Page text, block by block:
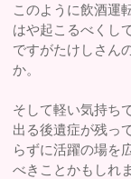
このように飲酒運
はや起こるべくし
ですがたけしさん
か。
そして軽い気持ち
出る後遺症が残っ
らずに活躍の場を
べきことかもしれ